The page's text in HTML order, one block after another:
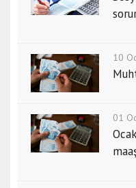
10
01